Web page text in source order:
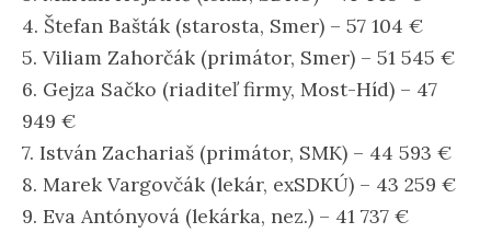
4. Štefan Bašták (starosta, Smer) – 57 104 €
5. Viliam Zahorčák (primátor, Smer) – 51 545 €
6. Gejza Sačko (riaditeľ firmy, Most-Híd) – 47
949 €
7. István Zachariaš (primátor, SMK) – 44 593 €
8. Marek Vargovčák (lekár, exSDKÚ) – 43 259 €
9. Eva Antónyová (lekárka, nez.) – 41 737 €